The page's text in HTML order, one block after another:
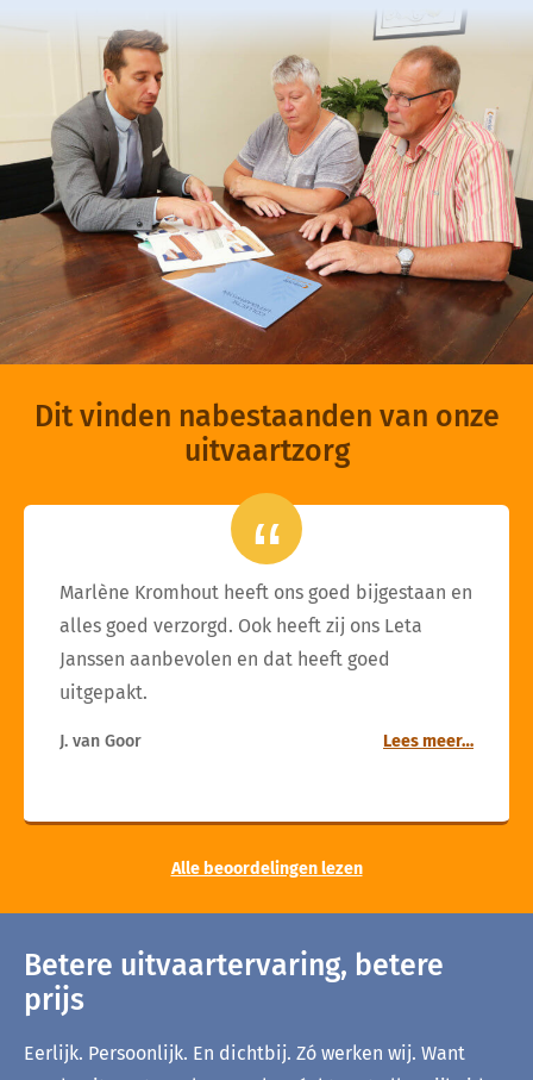
Dit vinden nabestaanden van onze
uitvaartzorg
Marlène Kromhout heeft ons goed bijgestaan en
alles goed verzorgd. Ook heeft zij ons Leta
Janssen aanbevolen en dat heeft goed
uitgepakt.
J. van Goor Lees meer…
Alle beoordelingen lezen
Betere uitvaartervaring, betere
prijs
Eerlijk. Persoonlijk. En dichtbij. Zó werken wij. Want